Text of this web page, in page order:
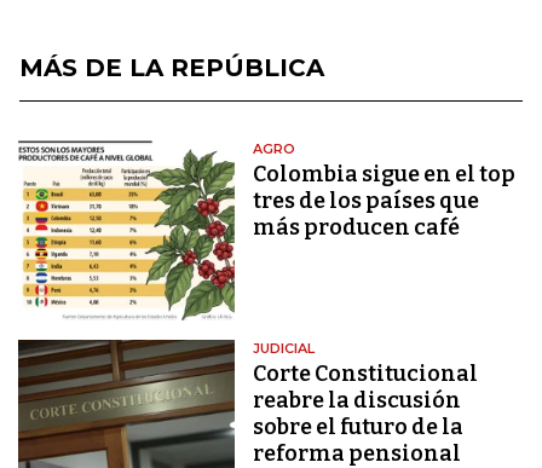
MÁS DE LA REPÚBLICA
AGRO
Colombia sigue en el top
tres de los países que
más producen café
JUDICIAL
Corte Constitucional
reabre la discusión
sobre el futuro de la
reforma pensional